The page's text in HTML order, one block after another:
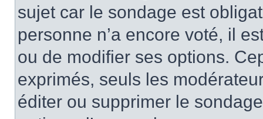
sujet car le sondage est
personne n’a encore voté, il
ou de modifier ses options.
exprimés, seuls les
éditer ou supprimer le